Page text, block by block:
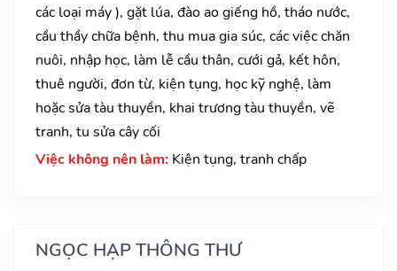
các loại máy ), gặt lúa, đào ao giếng hồ, tháo nước,
cầu thầy chữa bệnh, thu mua gia súc, các việc chăn
nuôi, nhập học, làm lễ cầu thân, cưới gả, kết hôn,
thuê người, đơn từ, kiện tụng, học kỹ nghệ, làm
hoặc sửa tàu thuyền, khai trương tàu thuyền, vẽ
tranh, tu sửa cây cối
Việc không nên làm: Kiện tụng, tranh chấp
NGỌC HẠP THÔNG THƯ